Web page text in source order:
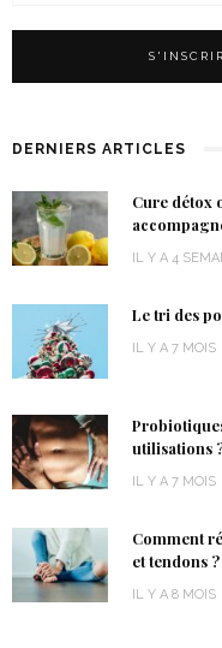
DERNIERS ARTICLES
Cure détox
IL Y A 4
Le tri des
IL Y A 7 MOIS
utilisations
IL Y A 7 MOIS
Comment
et tendons ?
IL Y A 8 MOIS